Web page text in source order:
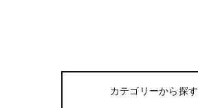
カテゴリーから探す